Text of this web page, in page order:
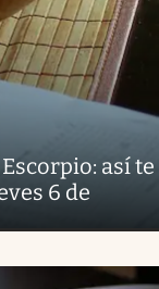
así te
6 de